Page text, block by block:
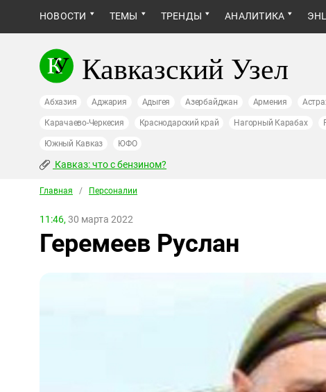
НОВОСТИ ТЕМЫ ТРЕНДЫ АНАЛИТИКА
Кавказский Узел
Абхазия Аджария Адыгея Азербайджан Армения
Карачаево-Черкесия Краснодарский край Нагорный Карабах
Южный Кавказ ЮФО
Кавказ: что с бензином?
Главная / Персоналии
11:46, 30 марта 2022
Геремеев Руслан